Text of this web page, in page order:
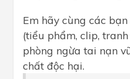
Em hãy cùng các
(tiểu phẩm, clip,
phòng ngừa tai nạn
chất độc hại.